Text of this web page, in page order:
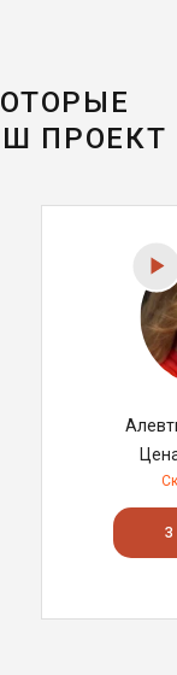
ПРОЕКТ